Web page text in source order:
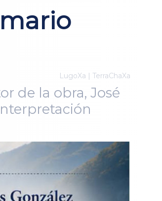
LugoXa | TerraChaXa
de la obra, José